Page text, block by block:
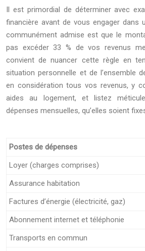
Il est primordial de déterminer avec
financière avant de vous engager dans
communément admise est que le
pas excéder 33 % de vos revenus
convient de nuancer cette règle en
situation personnelle et de l’ensemble
en considération tous vos revenus, y
aides au logement, et listez
dépenses mensuelles, qu’elles soient
Postes de dépenses
Loyer (charges comprises)
Assurance habitation
Factures d’énergie (électricité, gaz)
Abonnement internet et téléphonie
Transports en commun